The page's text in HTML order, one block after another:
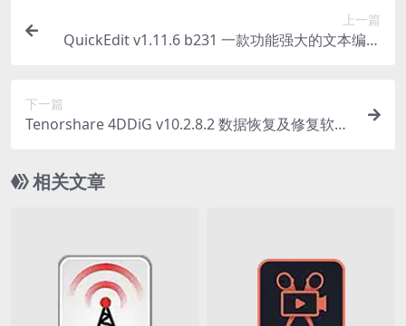
上一篇
QuickEdit v1.11.6 b231 一款功能强大的文本编辑
下一篇
Tenorshare 4DDiG v10.2.8.2 数据恢复及修复软件
相关文章